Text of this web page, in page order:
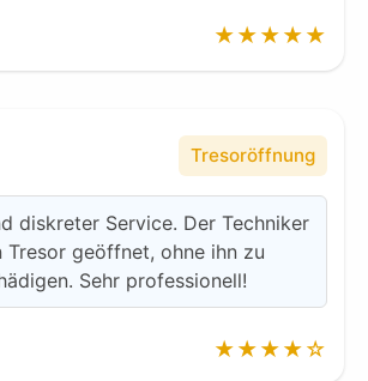
★★★★★
Tresoröffnung
diskreter Service. Der Techniker
Tresor geöffnet, ohne ihn zu
Sehr professionell!
★★★★☆